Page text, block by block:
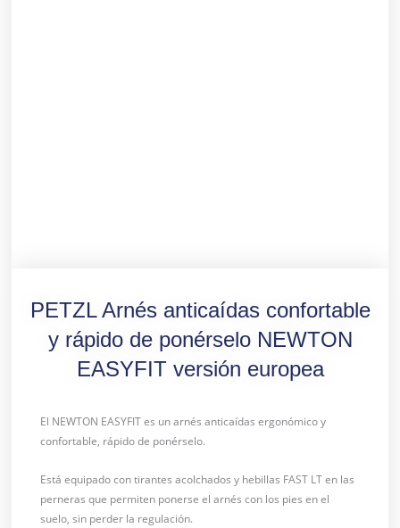
PETZL Arnés anticaídas confortable
y rápido de ponérselo NEWTON
EASYFIT versión europea
El NEWTON EASYFIT es un arnés anticaídas ergonómico y
confortable, rápido de ponérselo.
Está equipado con tirantes acolchados y hebillas FAST LT en las
perneras que permiten ponerse el arnés con los pies en el
suelo, sin perder la regulación.